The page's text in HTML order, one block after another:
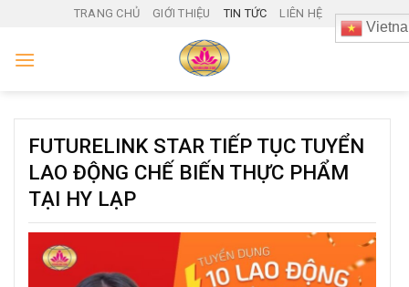
content
TRANG CHỦ GIỚI THIỆU TIN TỨC LIÊN HỆ
FUTURELINK STAR TIẾP TỤC TUYỂN
LAO ĐỘNG CHẾ BIẾN THỰC PHẨM
TẠI HY LẠP